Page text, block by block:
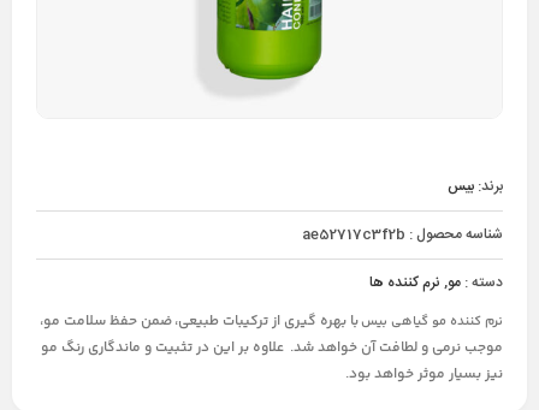
برند: بیس
شناسه محصول : ae52717c3f2b
دسته : مو, نرم کننده ها
نرم کننده مو گیاهی بیسبا بهره گیری از ترکیبات طبیعی،ضمن حفظ سلامت مو،
موجب نرمی و لطافت آن خواهد شد. علاوه بر این در تثبیت و ماندگاری رنگ مو
نیز بسیار موثر خواهد بود.